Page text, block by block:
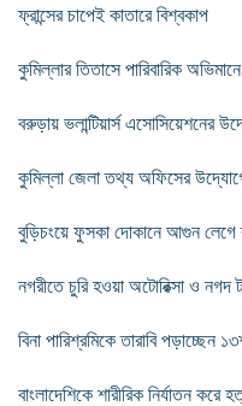
ফ্রান্সের চাপেই কাতারে বিশ্বকাপ
কুমিল্লার তিতাসে পারিবারিক
বরুড়ায় ভলান্টিয়ার্স এসোসিয়েশনের
কুমিল্লা জেলা তথ্য অফিসের
বুড়িচংয়ে ফুসকা দোকানে আগুন লেগে
নগরীতে চুরি হওয়া অটোরিক্সা ও নগদ
বিনা পারিশ্রমিকে তারাবি পড়াচ্ছেন
বাংলাদেশিকে শারীরিক নির্যাতন